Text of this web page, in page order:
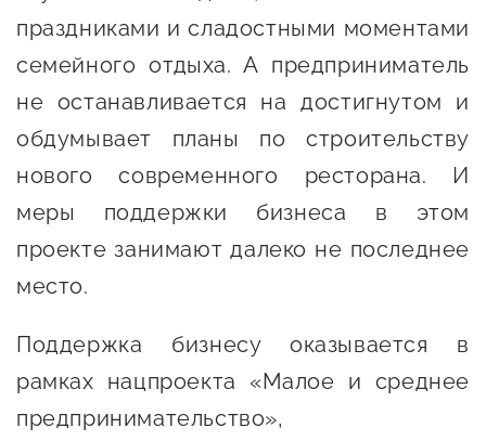
праздниками и сладостными моментами
семейного отдыха. А предприниматель
не останавливается на достигнутом и
обдумывает планы по строительству
нового современного ресторана. И
меры поддержки бизнеса в этом
проекте занимают далеко не последнее
место.
Поддержка бизнесу оказывается в
рамках нацпроекта «Малое и среднее
предпринимательство»,